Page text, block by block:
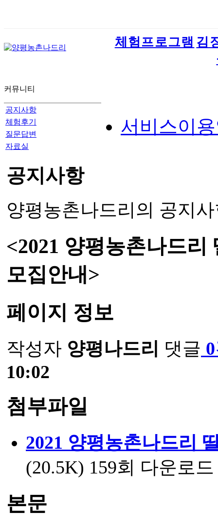
체험프로그램 김
커뮤니티
공지사항
체험후기
질문답변
자료실
공지사항
양평농촌나드리의 공지
<2021 양평농촌나드
모집안내>
페이지 정보
작성자 양평나드리 댓글
10:02
첨부파일
2021 양평농촌나드리
(20.5K) 159회 다운로드
본문
서비스이